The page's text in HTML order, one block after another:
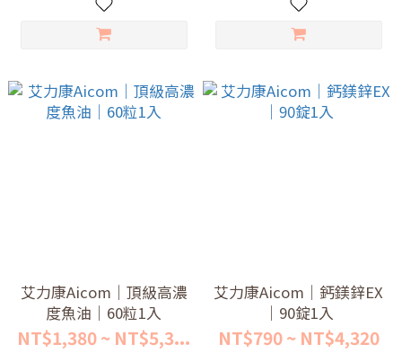
艾力康Aicom｜頂級高濃
度魚油｜60粒1入
NT$1,380 ~ NT$5,3...
艾力康Aicom｜鈣鎂鋅EX
｜90錠1入
NT$790 ~ NT$4,320